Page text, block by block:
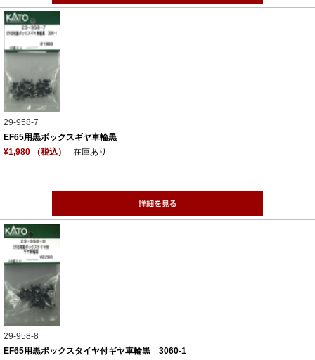
29-958-7
EF65用黒ボックスギヤ車輪黒
¥1,980 （税込）
在庫あり
29-958-8
EF65用黒ボックスタイヤ付ギヤ車輪黒 3060-1